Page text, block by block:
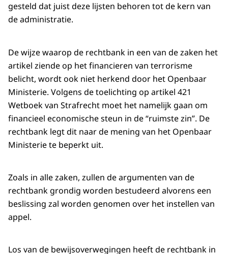
gesteld dat juist deze lijsten behoren tot de kern van
de administratie.
De wijze waarop de rechtbank in een van de zaken het
artikel ziende op het financieren van terrorisme
belicht, wordt ook niet herkend door het Openbaar
Ministerie. Volgens de toelichting op artikel 421
Wetboek van Strafrecht moet het namelijk gaan om
financieel economische steun in de “ruimste zin”. De
rechtbank legt dit naar de mening van het Openbaar
Ministerie te beperkt uit.
Zoals in alle zaken, zullen de argumenten van de
rechtbank grondig worden bestudeerd alvorens een
beslissing zal worden genomen over het instellen van
appel.
Los van de bewijsoverwegingen heeft de rechtbank in